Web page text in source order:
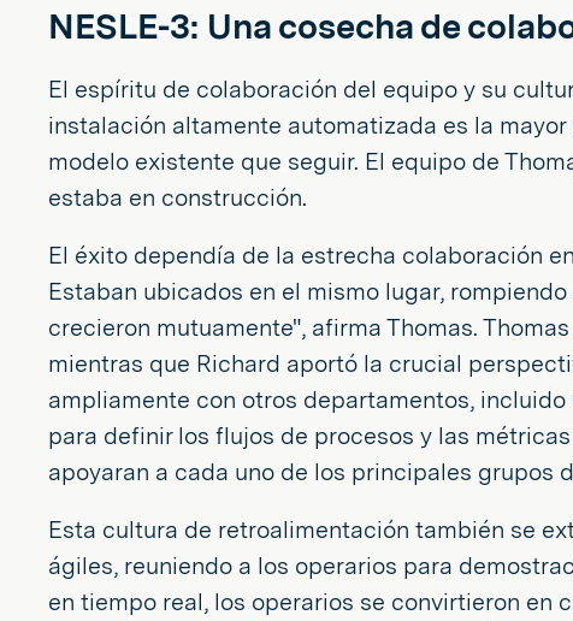
NESLE-3: Una cosecha de
El espíritu de colaboración del equipo y su
instalación altamente automatizada es la
modelo existente que seguir. El equipo de
estaba en construcción.
El éxito dependía de la estrecha colaboración
Estaban ubicados en el mismo lugar,
crecieron mutuamente", afirma Thomas.
mientras que Richard aportó la crucial
ampliamente con otros departamentos,
para definir los flujos de procesos y las
apoyaran a cada uno de los principales grupos
Esta cultura de retroalimentación también se
ágiles, reuniendo a los operarios para
en tiempo real, los operarios se convirtieron en